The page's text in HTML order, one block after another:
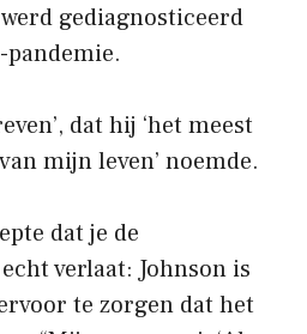
gediagnosticeerd
pandemie.
dat hij ‘het meest
mijn leven’ noemde.
dat je de
verlaat: Johnson is
te zorgen dat het